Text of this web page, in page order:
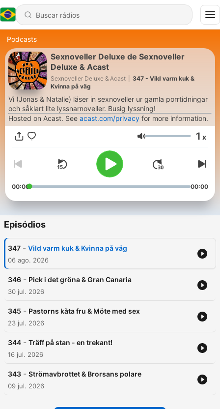
Podcasts
Sexnoveller Deluxe de Sexnoveller
Deluxe & Acast
Sexnoveller Deluxe & Acast
347 - Vild varm kuk &
Kvinna på väg
Vi (Jonas & Natalie) läser in sexnoveller ur gamla porrtidningar
och såklart lite lyssnarnoveller. Busig lyssning!
Hosted on Acast. See acast.com/privacy for more information.
Volume 1 x
00:00 00:00
Episódios
347 - Vild varm kuk & Kvinna på väg
06 ago. 2026
346 - Pick i det gröna & Gran Canaria
30 jul. 2026
345 - Pastorns kåta fru & Möte med sex
23 jul. 2026
344 - Träff på stan - en trekant!
16 jul. 2026
343 - Strömavbrottet & Brorsans polare
09 jul. 2026